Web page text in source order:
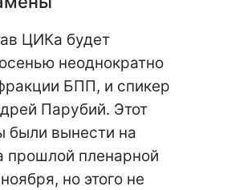
ЦИКа будет
неоднократно
БПП, и спикер
Парубий. Этот
были вынести на
прошлой пленарной
но этого не